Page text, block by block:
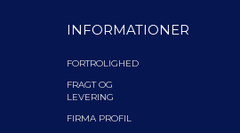
INFORMATIONER
FORTROLIGHED
FRAGT OG
LEVERING
FIRMA PROFIL